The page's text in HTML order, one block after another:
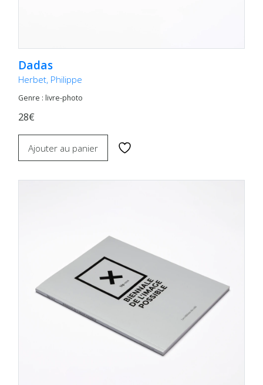
Dadas
Herbet, Philippe
Genre : livre-photo
28€
Ajouter au panier